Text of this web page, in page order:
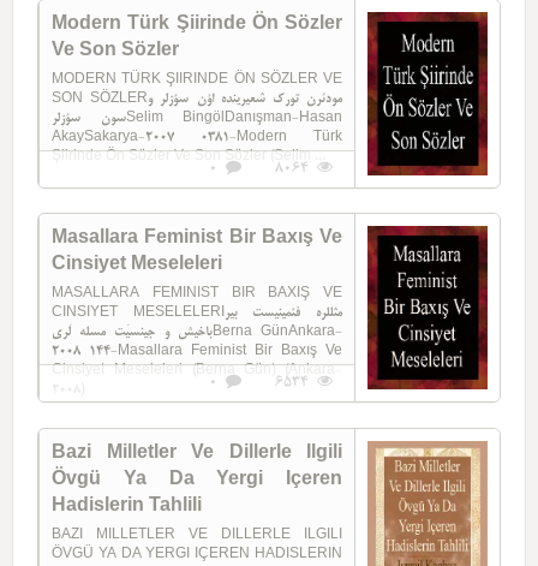
Modern Türk Şiirinde Ön Sözler
Ve Son Sözler
MODERN TÜRK ŞIIRINDE ÖN SÖZLER VE
SON SÖZLERمودئرن تورک شعیرینده اؤن سؤزلر و
سون سؤزلرSelim BingölDanışman-Hasan
AkaySakarya-2007 0381-Modern Türk
8064
0
Masallara Feminist Bir Baxış Ve
Cinsiyet Meseleleri
MASALLARA FEMINIST BIR BAXIŞ VE
CINSIYET MESELELERIمثللره فئمینیست بیر
باخیش و جینسیَت مسله لَریBerna GünAnkara-
2008 144-Masallara Feminist Bir Baxış Ve
6534
0
Bazi Milletler Ve Dillerle Ilgili
Övgü Ya Da Yergi Içeren
Hadislerin Tahlili
BAZI MILLETLER VE DILLERLE ILGILI
ÖVGÜ YA DA YERGI IÇEREN HADISLERIN